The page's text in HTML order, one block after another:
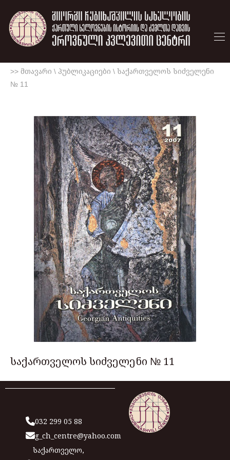
>> მთავარი \ პუბლიკაციები \ საქართველოს სიძველენი
№ 11
საქართველოს სიძველენი № 11
032 299 05 88
g_ch_centre@yahoo.com
საქართველო,